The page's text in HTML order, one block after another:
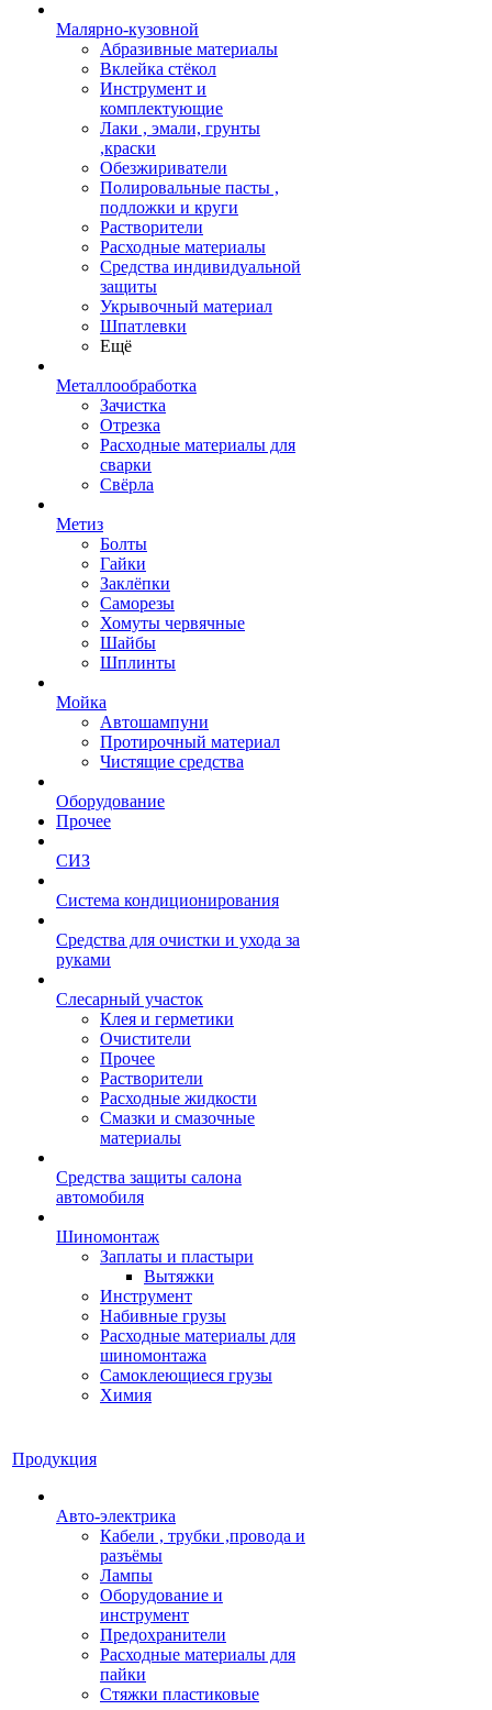
Малярно-кузовной
Абразивные материалы
Вклейка стёкол
Инструмент и
комплектующие
Лаки , эмали, грунты
,краски
Обезжириватели
Полировальные пасты ,
подложки и круги
Растворители
Расходные материалы
Средства индивидуальной
защиты
Укрывочный материал
Шпатлевки
Ещё
Металлообработка
Зачистка
Отрезка
Расходные материалы для
сварки
Свёрла
Метиз
Болты
Гайки
Заклёпки
Саморезы
Хомуты червячные
Шайбы
Шплинты
Мойка
Автошампуни
Протирочный материал
Чистящие средства
Оборудование
Прочее
СИЗ
Система кондиционирования
Средства для очистки и ухода за
руками
Слесарный участок
Клея и герметики
Очистители
Прочее
Растворители
Расходные жидкости
Смазки и смазочные
материалы
Средства защиты салона
автомобиля
Шиномонтаж
Заплаты и пластыри
Вытяжки
Инструмент
Набивные грузы
Расходные материалы для
шиномонтажа
Самоклеющиеся грузы
Химия
Продукция
Авто-электрика
Кабели , трубки ,провода и
разъёмы
Лампы
Оборудование и
инструмент
Предохранители
Расходные материалы для
пайки
Стяжки пластиковые